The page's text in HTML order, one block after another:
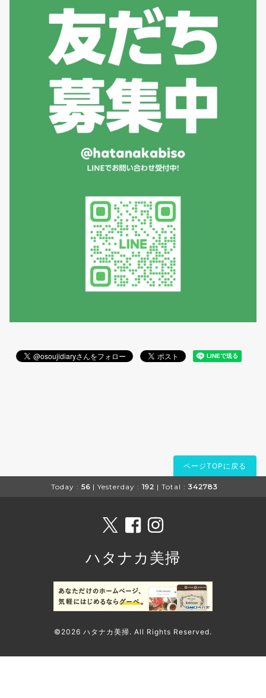
ページTOPに戻る
Today : 56 | Yesterday : 192 | Total : 342783
ハタナカ美掃
©2026 ハタナカ美掃. All Rights Reserved.